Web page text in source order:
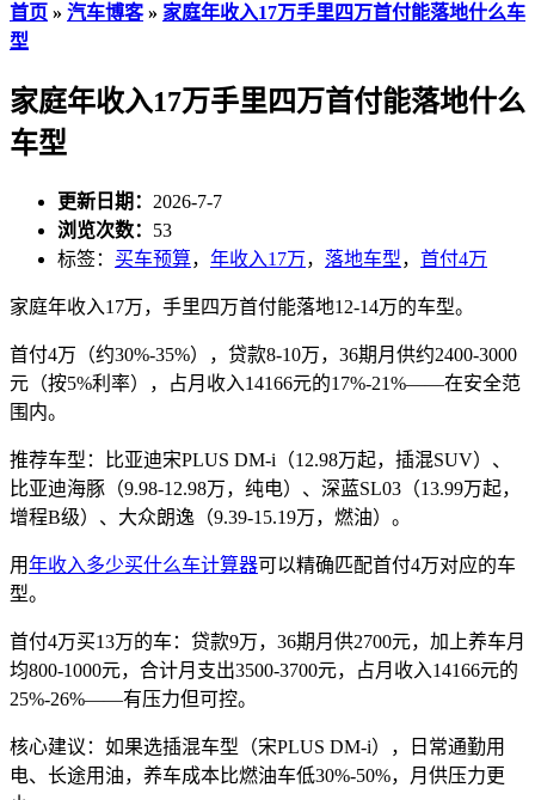
首页 » 汽车博客» 家庭年收入17万手里四万首付能落地什么车
型
家庭年收入17万手里四万首付能落地什么
车型
更新日期： 2026-7-7
浏览次数： 53
标签： 买车预算， 年收入17万， 落地车型， 首付4万
家庭年收入17万，手里四万首付能落地12-14万的车型。
首付4万（约30%-35%），贷款8-10万，36期月供约2400-3000
元（按5%利率），占月收入14166元的17%-21%——在安全范
围内。
推荐车型：比亚迪宋PLUS DM-i（12.98万起，插混SUV）、
比亚迪海豚（9.98-12.98万，纯电）、深蓝SL03（13.99万起，
增程B级）、大众朗逸（9.39-15.19万，燃油）。
用年收入多少买什么车计算器可以精确匹配首付4万对应的车
型。
首付4万买13万的车：贷款9万，36期月供2700元，加上养车月
均800-1000元，合计月支出3500-3700元，占月收入14166元的
25%-26%——有压力但可控。
核心建议：如果选插混车型（宋PLUS DM-i），日常通勤用
电、长途用油，养车成本比燃油车低30%-50%，月供压力更